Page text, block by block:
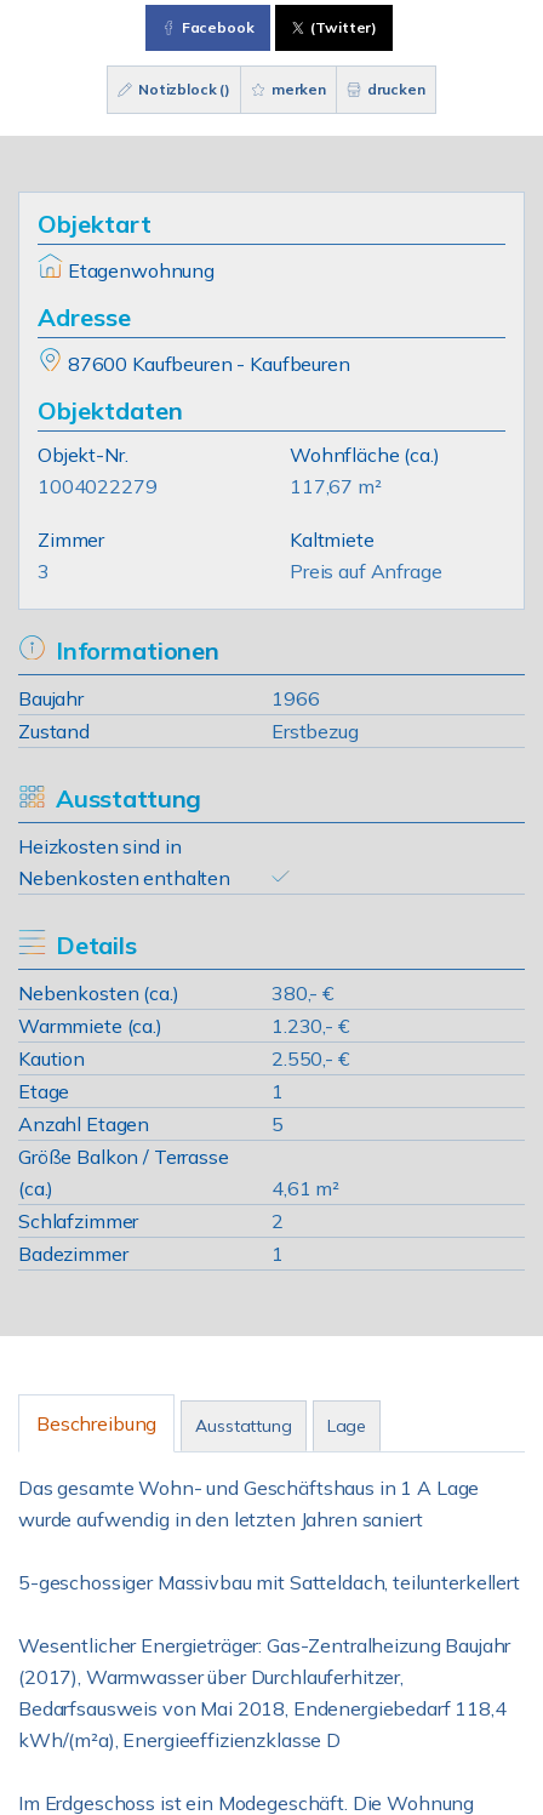
Facebook (Twitter)
Notizblock () merken drucken
Objektart
Etagenwohnung
Adresse
87600 Kaufbeuren - Kaufbeuren
Objektdaten
Objekt-Nr.
1004022279
Wohnfläche (ca.)
117,67 m²
Zimmer
3
Kaltmiete
Preis auf Anfrage
Informationen
Baujahr
1966
Zustand
Erstbezug
Ausstattung
Heizkosten sind in
Nebenkosten enthalten
Details
Nebenkosten (ca.)
380,- €
Warmmiete (ca.)
1.230,- €
Kaution
2.550,- €
Etage
1
Anzahl Etagen
5
Größe Balkon / Terrasse
(ca.)
4,61 m²
Schlafzimmer
2
Badezimmer
1
Beschreibung Ausstattung Lage
Das gesamte Wohn- und Geschäftshaus in 1 A Lage
wurde aufwendig in den letzten Jahren saniert
5-geschossiger Massivbau mit Satteldach, teilunterkellert
Wesentlicher Energieträger: Gas-Zentralheizung Baujahr
(2017), Warmwasser über Durchlauferhitzer,
Bedarfsausweis von Mai 2018, Endenergiebedarf 118,4
kWh/(m²a), Energieeffizienzklasse D
Im Erdgeschoss ist ein Modegeschäft. Die Wohnung